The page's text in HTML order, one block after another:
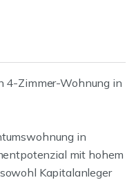
4-Zimmer-Wohnung in
in
mit hohem
Kapitalanleger